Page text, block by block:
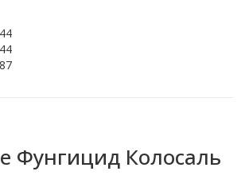
Фунгицид Колосаль